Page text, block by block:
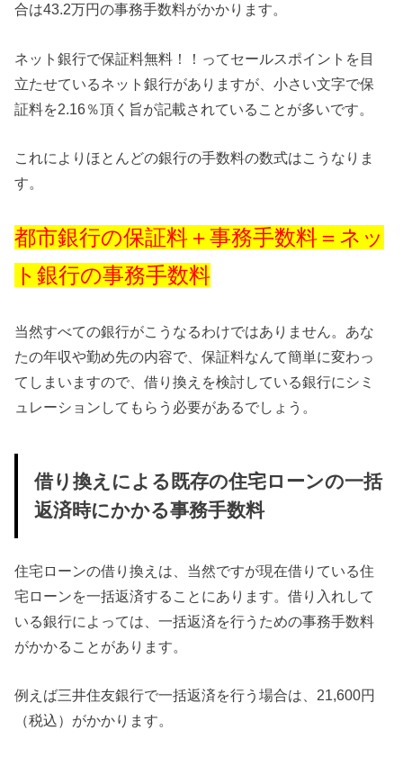
合は43.2万円の事務手数料がかかります。
ネット銀行で保証料無料！！ってセールスポイントを目
立たせているネット銀行がありますが、小さい文字で保
証料を2.16％頂く旨が記載されていることが多いです。
これによりほとんどの銀行の手数料の数式はこうなりま
す。
都市銀行の保証料＋事務手数料＝ネッ
ト銀行の事務手数料
当然すべての銀行がこうなるわけではありません。あな
たの年収や勤め先の内容で、保証料なんて簡単に変わっ
てしまいますので、借り換えを検討している銀行にシミ
ュレーションしてもらう必要があるでしょう。
借り換えによる既存の住宅ローンの一括
返済時にかかる事務手数料
住宅ローンの借り換えは、当然ですが現在借りている住
宅ローンを一括返済することにあります。借り入れして
いる銀行によっては、一括返済を行うための事務手数料
がかかることがあります。
例えば三井住友銀行で一括返済を行う場合は、21,600円
（税込）がかかります。